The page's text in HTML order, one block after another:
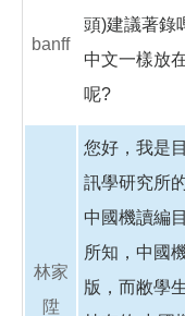
banff
頭)建議著錄
中文一樣放
呢?
林家
陞
您好，我是
訊學研究所
中國機讀編
所知，中國
版，而敝學